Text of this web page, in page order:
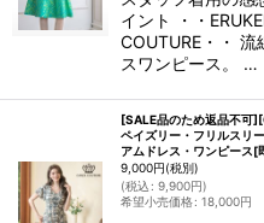
イント ・・
COUTURE・・
スワンピース。 …
[SALE品のため返品不可
ペイズリー・フリルスリ
アムドレス・ワンピース
9,000円(税別)
(税込: 9,900円)
希望小売価格: 18,000円